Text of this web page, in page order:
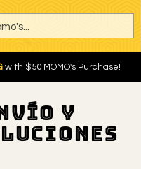
with $50 MOMO's Purchase!
y